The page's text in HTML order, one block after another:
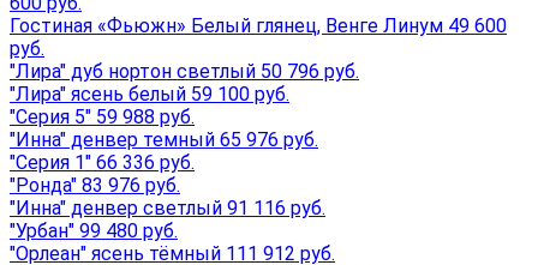
Гостиная «Фьюжн» Белый глянец, Венге Линум 49 600
руб.
"Лира" дуб нортон светлый 50 796 руб.
"Лира" ясень белый 59 100 руб.
"Серия 5" 59 988 руб.
"Инна" денвер темный 65 976 руб.
"Серия 1" 66 336 руб.
"Ронда" 83 976 руб.
"Инна" денвер светлый 91 116 руб.
"Урбан" 99 480 руб.
"Орлеан" ясень тёмный 111 912 руб.